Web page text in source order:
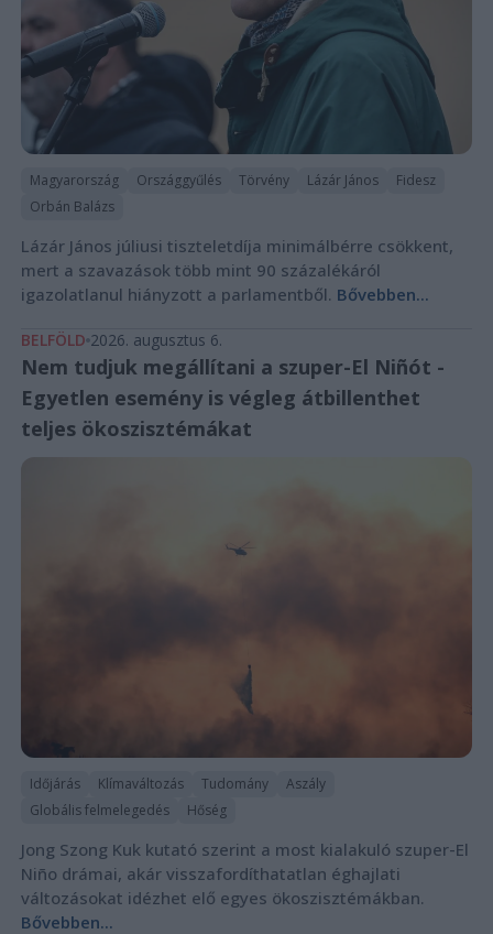
Magyarország Országgyűlés Törvény Lázár János
Fidesz
Orbán Balázs
Lázár János júliusi tiszteletdíja minimálbérre csökkent,
mert a szavazások több mint 90 százalékáról
igazolatlanul hiányzott a parlamentből. Bővebben...
BELFÖLD 2026. augusztus 6.
Nem tudjuk megállítani a szuper-El Niñót -
Egyetlen esemény is végleg átbillenthet
teljes ökoszisztémákat
Időjárás Klímaváltozás Tudomány
Aszály
Globális felmelegedés
Hőség
Jong Szong Kuk kutató szerint a most kialakuló szuper-El
Niño drámai, akár visszafordíthatatlan éghajlati
változásokat idézhet elő egyes ökoszisztémákban.
Bővebben...